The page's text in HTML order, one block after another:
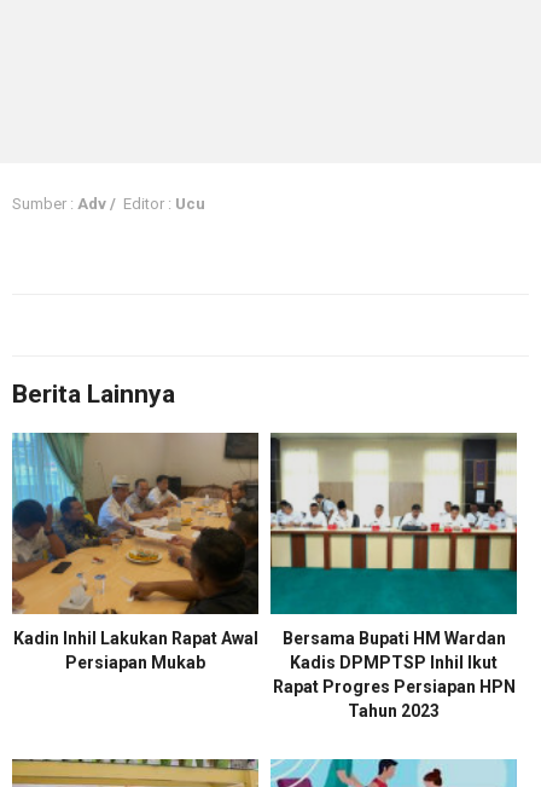
Sumber : Adv / Editor : Ucu
Berita Lainnya
Kadin Inhil Lakukan Rapat Awal
Persiapan Mukab
Bersama Bupati HM Wardan
Kadis DPMPTSP Inhil Ikut
Rapat Progres Persiapan HPN
Tahun 2023